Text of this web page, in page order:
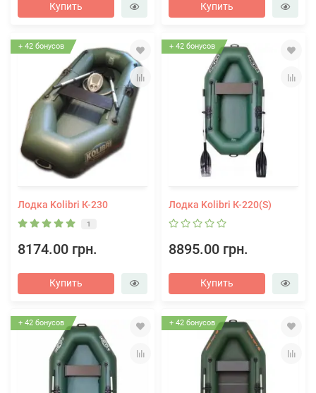
Купить Купить
+ 42 бонусов
Лодка Kolibri К-230
1
8174.00 грн.
Купить
+ 42 бонусов
Лодка Kolibri К-220(S)
8895.00 грн.
Купить
+ 42 бонусов + 42 бонусов